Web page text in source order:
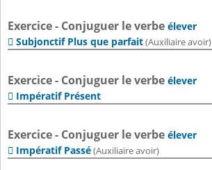
Exercice - Conjuguer le verbe élever
 Subjonctif Plus que parfait(Auxiliaire avoir)
Exercice - Conjuguer le verbe élever
 Impératif Présent
Exercice - Conjuguer le verbe élever
 Impératif Passé(Auxiliaire avoir)